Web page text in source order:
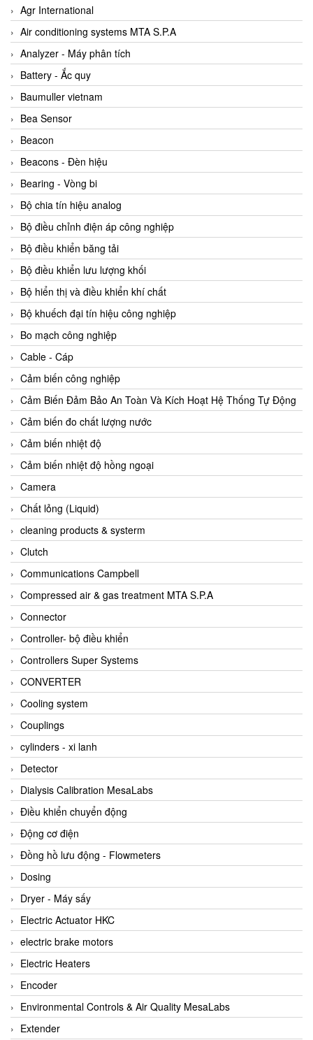
AC&E Telecommunications
AC&T Vietnam
Accepta Vietnam
ACCUMAC Vietnam
AccuWeb Vietnam
Acey
ACOEM Vietnam
ADCA Vietnam
ADFweb Vietnam
Adler Vietnam
Ados Vietnam
Advanced Energy Vietnam
Advantech Vietnam
Agate Vietnam
AGR International Vietnam
Aichi Tokei Denki Vietnam
Aii Vietnam
AIKOH
AINUO Vietnam
AIR MAJOR
Aira Euro Automation
Airtac Vietnam
Airtec Vietnam
AI-Tek Vietnam
Akerstroms Viet Nam
AKO Armaturen & Separationstechnik
AKO Armaturen & Separationstechnik Vietnam
AKUSENSE
ALA OFFICINE SPA
Albrecht-Automatik Viet Nam
Allen Bradley Vietnam
Alpha Moisture Vietnam
Alpha-Achem Vietnam
Alphino
ALRE-IT Vietnam
Altech
Amarillo Gear
Ametek
AMPTRON Vietnam
AND Vietnam
ANDERSON-NEGELE
ANDILOG Technologies Vietnam
Anritsu
ANTEC S.A
Antico pumps
Anybus/ HMS
AOBEN
Apex Dynamics Vietnam
Agr International
Air conditioning systems MTA S.P.A
Analyzer - Máy phân tích
Battery - Ắc quy
Baumuller vietnam
Bea Sensor
Beacon
Beacons - Đèn hiệu
Bearing - Vòng bi
Bộ chia tín hiệu analog
Bộ điều chỉnh điện áp công nghiệp
Bộ điều khiển băng tải
Bộ điều khiển lưu lượng khối
Bộ hiển thị và điều khiển khí chất
Bộ khuếch đại tín hiệu công nghiệp
Bo mạch công nghiệp
Cable - Cáp
Cảm biến công nghiệp
Cảm Biến Đảm Bảo An Toàn Và Kích Hoạt Hệ Thống Tự Động
Cảm biến đo chất lượng nước
Cảm biến nhiệt độ
Cảm biến nhiệt độ hồng ngoại
Camera
Chất lỏng (Liquid)
cleaning products & systerm
Clutch
Communications Campbell
Compressed air & gas treatment MTA S.P.A
Connector
Controller- bộ điều khiển
Controllers Super Systems
CONVERTER
Cooling system
Couplings
cylinders - xi lanh
Detector
Dialysis Calibration MesaLabs
Điều khiển chuyển động
Động cơ điện
Đồng hồ lưu động - Flowmeters
Dosing
Dryer - Máy sấy
Electric Actuator HKC
electric brake motors
Electric Heaters
Encoder
Environmental Controls & Air Quality MesaLabs
Extender